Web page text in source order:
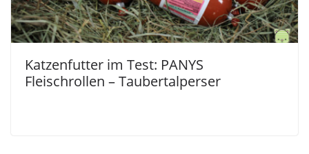
Katzenfutter im Test: PANYS
Fleischrollen – Taubertalperser